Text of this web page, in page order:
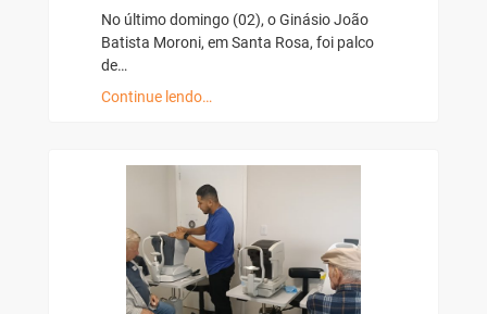
No último domingo (02), o Ginásio João
Batista Moroni, em Santa Rosa, foi palco
de…
Continue lendo…